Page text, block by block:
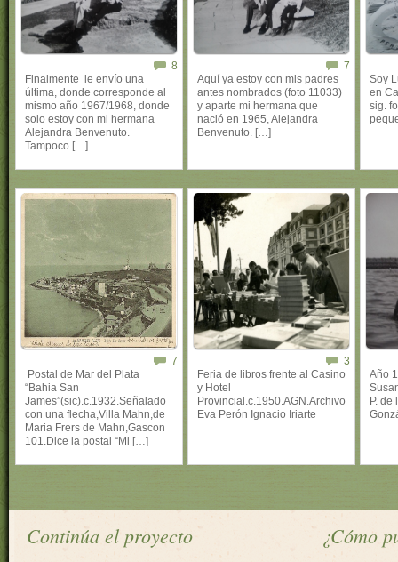
8
Finalmente le envío una
última, donde corresponde al
mismo año 1967/1968, donde
solo estoy con mi hermana
Alejandra Benvenuto.
Tampoco […]
7
Aquí ya estoy con mis padres
antes nombrados (foto 11033)
y aparte mi hermana que
nació en 1965, Alejandra
Benvenuto. […]
Soy
en
sig.
7
Postal de Mar del Plata
“Bahia San
James”(sic).c.1932.Señalado
con una flecha,Villa Mahn,de
Maria Frers de Mahn,Gascon
101.Dice la postal “Mi […]
3
Feria de libros frente al Casino
y Hotel
Provincial.c.1950.AGN.Archivo
Eva Perón Ignacio Iriarte
Año
P.
Continúa el proyecto ¿Cómo